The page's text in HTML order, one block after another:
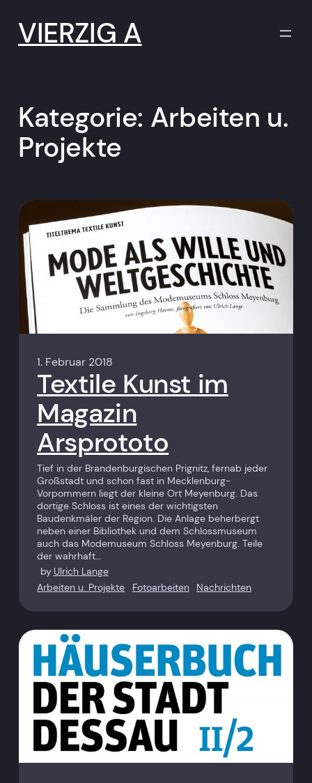
Inhalt
springenVIERZIG A
Kategorie: Arbeiten u.
Projekte
1. Februar 2018
Textile Kunst im
Magazin
Arsprototo
Tief in der Brandenburgischen Prignitz, fernab jeder
Großstadt und schon fast in Mecklenburg-
Vorpommern liegt der kleine Ort Meyenburg. Das
dortige Schloss ist eines der wichtigsten
Baudenkmäler der Region. Die Anlage beherbergt
neben einer Bibliothek und dem Schlossmuseum
auch das Modemuseum Schloss Meyenburg. Teile
der wahrhaft…
by Ulrich Lange
Arbeiten u. Projekte
Fotoarbeiten Nachrichten